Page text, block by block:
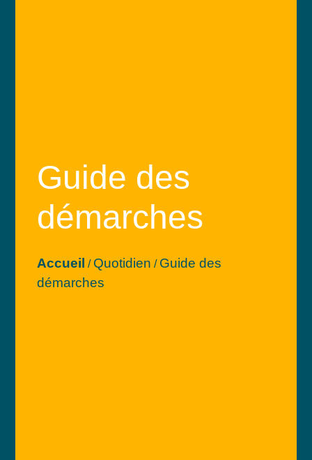
Guide des
démarches
Accueil / Quotidien / Guide des
démarches